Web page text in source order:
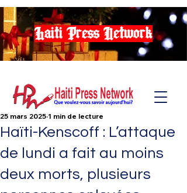
Haiti Press Network
Haïti-Kenscoff : L’attaque
de lundi a fait au moins
deux morts, plusieurs
25 mars 2025 1 min de lecture